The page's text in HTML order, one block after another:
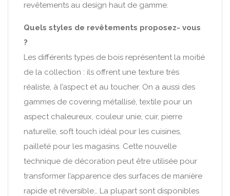
revêtements au design haut de gamme.
Quels styles de revêtements proposez- vous
?
Les différents types de bois représentent la moitié
de la collection : ils offrent une texture très
réaliste, à l’aspect et au toucher. On a aussi des
gammes de covering métallisé, textile pour un
aspect chaleureux, couleur unie, cuir, pierre
naturelle, soft touch idéal pour les cuisines,
pailleté pour les magasins. Cette nouvelle
technique de décoration peut être utilisée pour
transformer l’apparence des surfaces de manière
rapide et réversible… La plupart sont disponibles